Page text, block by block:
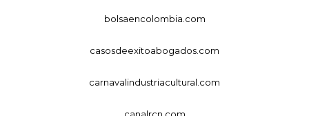
bolsaencolombia.com
casosdeexitoabogados.com
carnavalindustriacultural.com
canalrcn.com